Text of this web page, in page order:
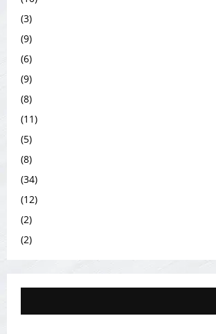
(3)
(9)
(6)
(9)
(8)
(11)
(5)
(8)
(34)
(12)
(2)
(2)